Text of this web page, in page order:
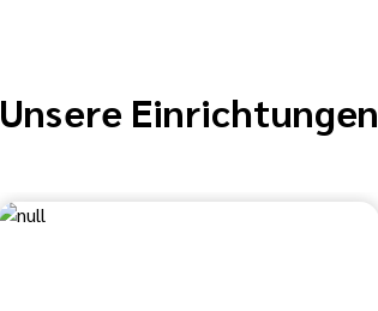
Unsere Einrichtungen